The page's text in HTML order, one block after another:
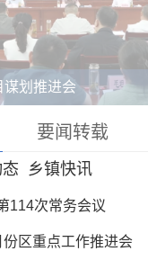
谋划推进会
要闻转载
乡镇快讯
114次常务会议
区重点工作推进会